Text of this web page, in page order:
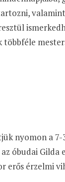
nyomon a
óbudai Gilda
erős érzelmi